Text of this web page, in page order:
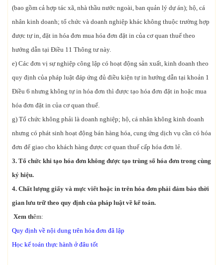
(bao gồm cả hợp tác xã, nhà thầu nước ngoài, ban quản lý dự án); hộ, cá
nhân kinh doanh; tổ chức và doanh nghiệp khác không thuộc trường hợp
được tự in, đặt in hóa đơn mua hóa đơn đặt in của cơ quan thuế theo
hướng dẫn tại Điều 11 Thông tư này.
e) Các đơn vị sự nghiệp công lập có hoạt động sản xuất, kinh doanh theo
quy định của pháp luật đáp ứng đủ điều kiện tự in hướng dẫn tại khoản 1
Điều 6 nhưng không tự in hóa đơn thì được tạo hóa đơn đặt in hoặc mua
hóa đơn đặt in của cơ quan thuế.
g) Tổ chức không phải là doanh nghiệp; hộ, cá nhân không kinh doanh
nhưng có phát sinh hoạt động bán hàng hóa, cung ứng dịch vụ cần có hóa
đơn để giao cho khách hàng được cơ quan thuế cấp hóa đơn lẻ.
3. Tổ chức khi tạo hóa đơn không được tạo trùng số hóa đơn trong cùng
ký hiệu.
4. Chất lượng giấy và mực viết hoặc in trên hóa đơn phải đảm bảo thời
gian lưu trữ theo quy định của pháp luật về kế toán.
Xem thêm:
Quy định về nội dung trên hóa đơn đã lập
Học kế toán thực hành ở đâu tốt